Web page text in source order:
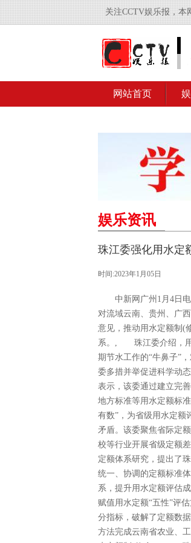
关注CCTV娱乐报，本
网站首页
娱乐资讯
珠江委强化用水定
时间:2023年1月05日
中新网广州1月4日电 (
对流域云南、贵州、广
意见，推动用水定额制(
系。, 珠江委介绍，用
期节水工作的“牛鼻子”
委多措并举促进科学动
表示，该委通过建立完
地方标准等用水定额标
有数”，为省级用水定
矛盾。该委聚焦省际定
校等行业开展省级定额
定额体系研究，提出了
统一、协调的定额标准
系，提升用水定额评估
赋值用水定额“五性”评
分指标，破解了定额数
方法完成云南省农业、